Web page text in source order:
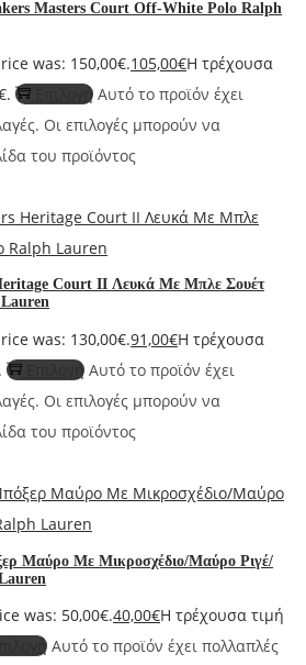
Masters Court Off-White Polo Ralph
was: 150,00€.105,00€Η τρέχουσα
Επιλογή Αυτό το προϊόν έχει
Οι επιλογές μπορούν να
του προϊόντος
Court II Λευκά Με Μπλε Σουέτ
was: 130,00€.91,00€Η τρέχουσα
Επιλογή Αυτό το προϊόν έχει
Οι επιλογές μπορούν να
του προϊόντος
Μαύρο Με Μικροσχέδιο/Μαύρο Ριγέ/
was: 50,00€.40,00€Η τρέχουσα τιμή
Επιλογή Αυτό το προϊόν έχει πολλαπλές